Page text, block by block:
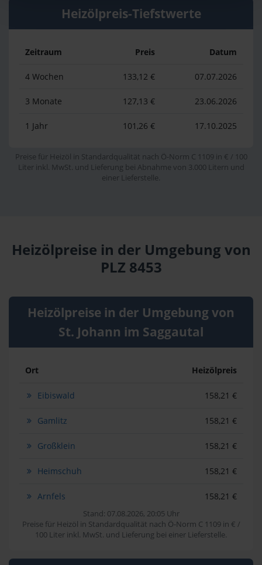
Heizölpreis-Tiefstwerte
Zeitraum Preis Datum
4 Wochen 133,12 € 07.07.2026
3 Monate 127,13 € 23.06.2026
1 Jahr 101,26 € 17.10.2025
Preise für Heizöl in Standardqualität nach Ö-Norm C 1109 in € / 100
Liter inkl. MwSt. und Lieferung bei Abnahme von 3.000 Litern und
einer Lieferstelle.
Heizölpreise in der Umgebung von
PLZ 8453
Heizölpreise in der Umgebung von
St. Johann im Saggautal
Ort Heizölpreis
Eibiswald 158,21 €
Gamlitz 158,21 €
Großklein 158,21 €
Heimschuh 158,21 €
Arnfels 158,21 €
Stand: 07.08.2026, 20:05 Uhr
Preise für Heizöl in Standardqualität nach Ö-Norm C 1109 in € /
100 Liter inkl. MwSt. und Lieferung bei einer Lieferstelle.